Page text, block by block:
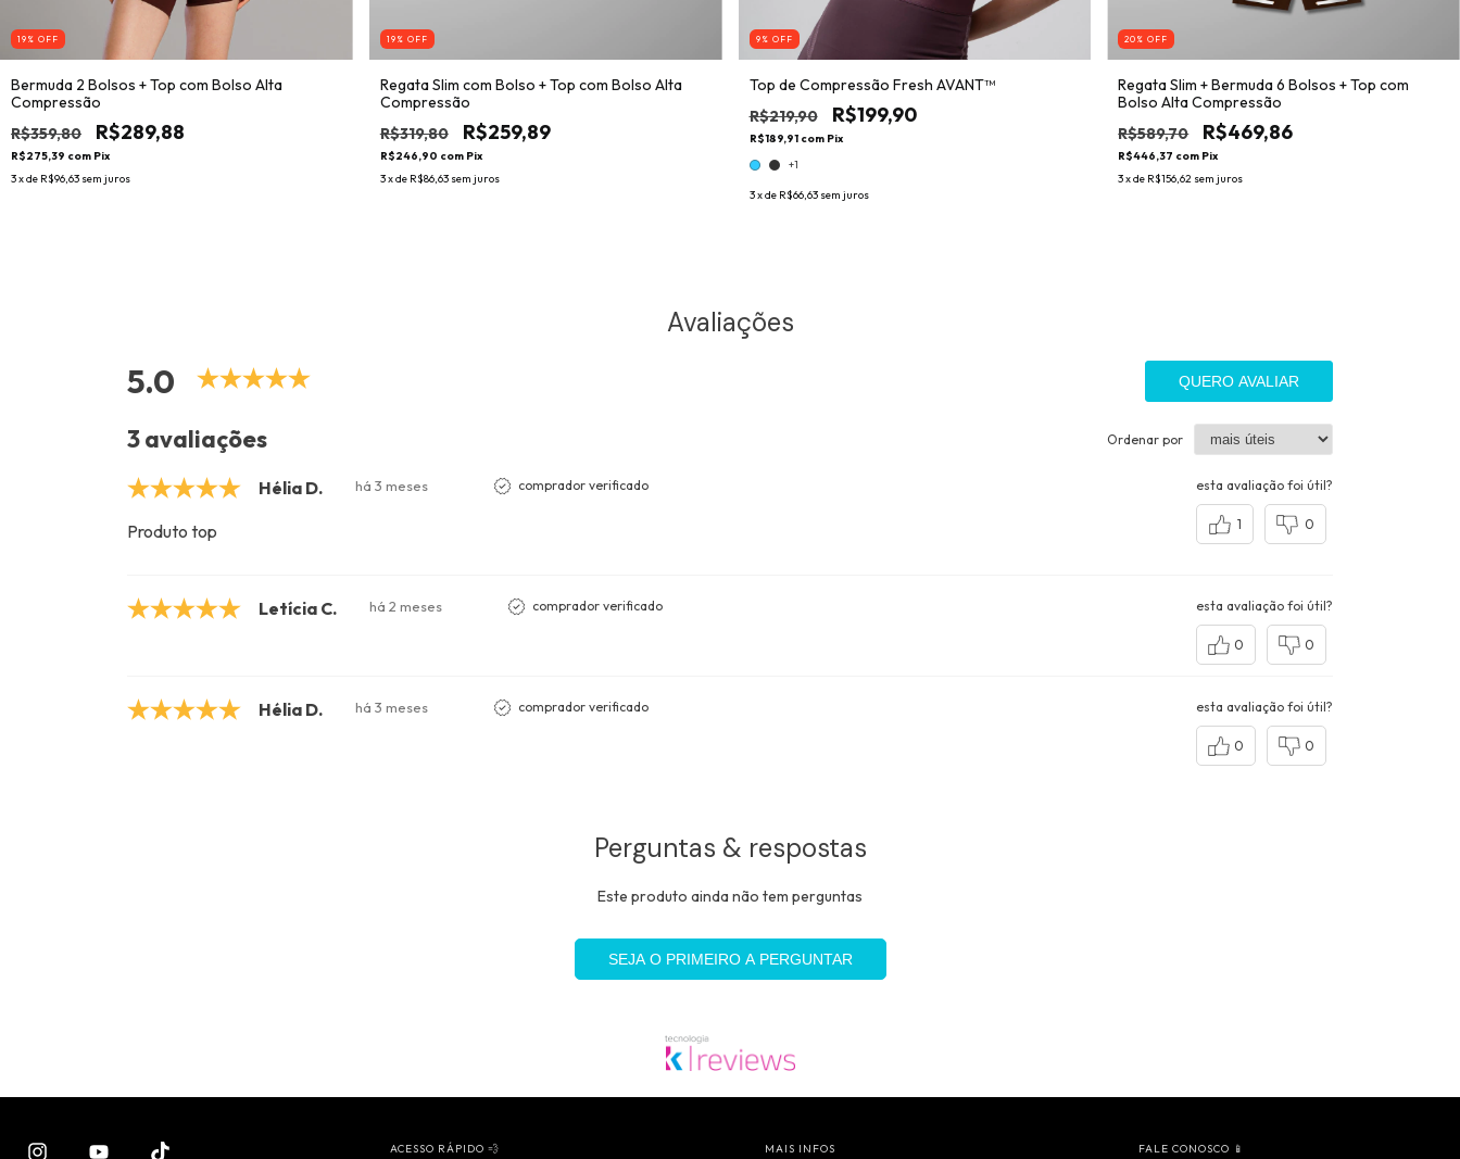
19 % OFF
Bermuda 2 Bolsos + Top com Bolso Alta
Compressão
R$359,80
R$289,88
R$275,39 com Pix
3x de R$96,63 sem juros
19 % OFF
Regata Slim com Bolso + Top com Bolso Alta
Compressão
R$319,80
R$259,89
R$246,90 com Pix
3x de R$86,63 sem juros
9 % OFF
Top de Compressão Fresh AVANT™
R$219,90
R$199,90
R$189,91 com Pix
+1
3x de R$66,63 sem juros
20 % OFF
Regata Slim + Bermuda 6 Bolsos + Top com
Bolso Alta Compressão
R$589,70
R$469,86
R$446,37 com Pix
3x de R$156,62 sem juros
Avaliações
5.0 QUERO AVALIAR
3 avaliações Ordenar por
Hélia D. há 3 meses comprador verificado
Produto top
esta avaliação foi útil?
1 0
Letícia C. há 2 meses comprador verificado esta avaliação foi útil?
0 0
Hélia D. há 3 meses comprador verificado esta avaliação foi útil?
0 0
Perguntas & respostas
Este produto ainda não tem perguntas
SEJA O PRIMEIRO A PERGUNTAR
ACESSO RÁPIDO 💨 MAIS INFOS FALE CONOSCO 📱